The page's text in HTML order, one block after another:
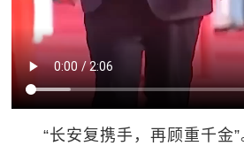
“长安复携手，再顾重千金”